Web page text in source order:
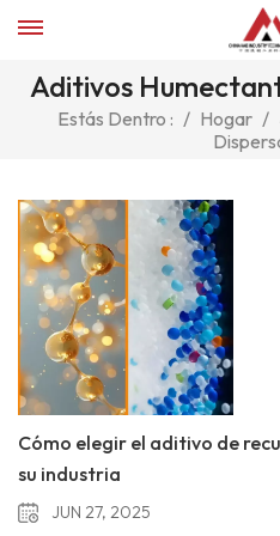
Aditivos
Estás Dentro : / Hogar /
Cómo elegir el aditivo de
su industria
JUN 27, 2025